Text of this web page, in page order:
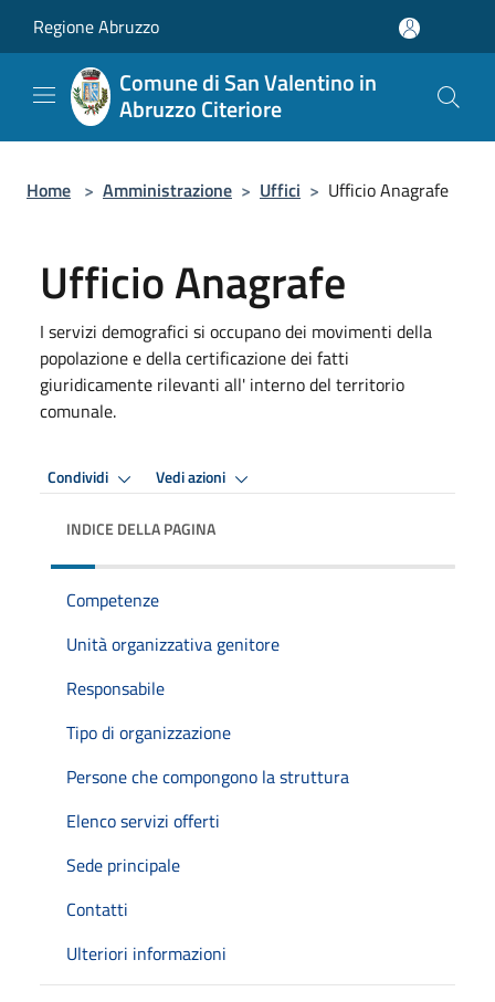
Regione Abruzzo
Comune di San Valentino in
Abruzzo Citeriore
Home > Amministrazione > Uffici > Ufficio Anagrafe
Ufficio Anagrafe
I servizi demografici si occupano dei movimenti della
popolazione e della certificazione dei fatti
giuridicamente rilevanti all' interno del territorio
comunale.
Condividi Vedi azioni
INDICE DELLA PAGINA
Competenze
Unità organizzativa genitore
Responsabile
Tipo di organizzazione
Persone che compongono la struttura
Elenco servizi offerti
Sede principale
Contatti
Ulteriori informazioni